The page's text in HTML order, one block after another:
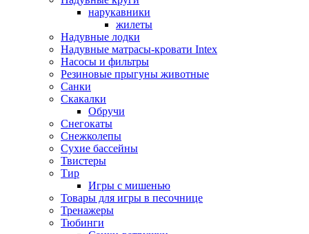
нарукавники
жилеты
Надувные лодки
Надувные матрасы-кровати Intex
Насосы и фильтры
Резиновые прыгуны животные
Санки
Скакалки
Обручи
Снегокаты
Снежколепы
Сухие бассейны
Твистеры
Тир
Игры с мишенью
Товары для игры в песочнице
Тренажеры
Тюбинги